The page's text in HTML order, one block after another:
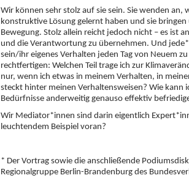
Wir können sehr stolz auf sie sein. Sie wenden an,
konstruktive Lösung gelernt haben und sie bringen
Bewegung. Stolz allein reicht jedoch nicht – es ist
und die Verantwortung zu übernehmen. Und
sein/ihr eigenes Verhalten jeden Tag von Neuem
rechtfertigen: Welchen Teil trage ich zur
nur, wenn ich etwas in meinem Verhalten, in
steckt hinter meinen Verhaltensweisen? Wie kann
Bedürfnisse anderweitig genauso effektiv
Wir Mediator*innen sind darin eigentlich
leuchtendem Beispiel voran?
* Der Vortrag sowie die anschließende
Regionalgruppe Berlin-Brandenburg des